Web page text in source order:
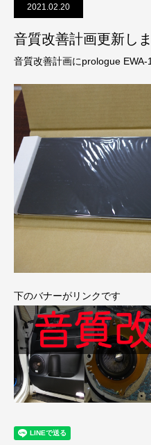
2021.02.20
音質改善計画更新し
音質改善計画にprologue EWA-
下のバナーがリンクです